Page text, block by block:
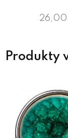
26,00
Produkty